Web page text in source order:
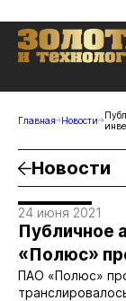
Главная Новости
Новости
24 июня 2021
Публичное
«Полюс»
ПАО «Полюс»